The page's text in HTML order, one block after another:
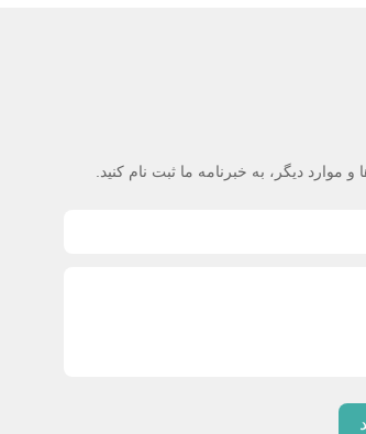
موارد دیگر، به خبرنامه ما ثبت نام کنید.